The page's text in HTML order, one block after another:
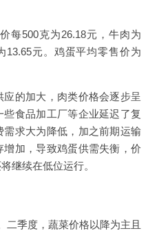
每500克为26.18元，牛肉为
13.65元。鸡蛋平均零售价为
的加大，肉类价格会逐步呈
食品加工厂等企业延迟了复
求大为降低，加之前期运输
加，导致鸡蛋供需失衡，价
继续在低位运行。
二季度，蔬菜价格以降为主且